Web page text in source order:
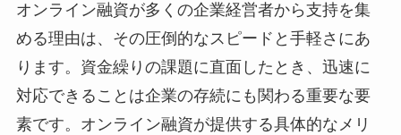
オンライン融資が多くの企業経営者から支持を集
める理由は、その圧倒的なスピードと手軽さにあ
ります。資金繰りの課題に直面したとき、迅速に
対応できることは企業の存続にも関わる重要な要
素です。オンライン融資が提供する具体的なメリ